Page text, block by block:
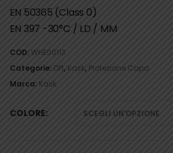
EN 50365 (Class 0)
EN 397 -30°C / LD / MM
COD:WHE00113
Categorie: DPI, Kask, Protezione Capo
Marca: Kask
COLORE